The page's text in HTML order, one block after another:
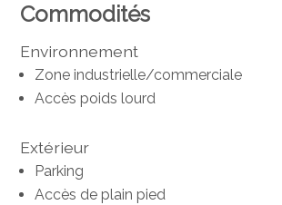
Commodités
Environnement
Zone industrielle/commerciale
Accès poids lourd
Extérieur
Parking
Accès de plain pied